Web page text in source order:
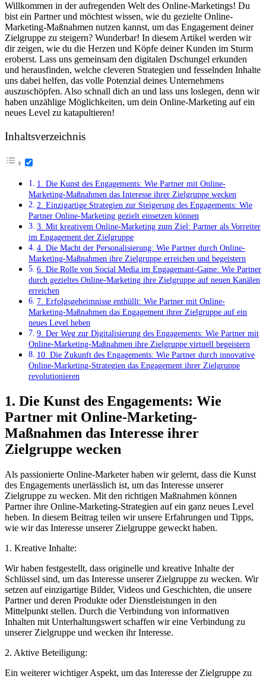
Willkommen in der aufregenden Welt des Online-Marketings! Du
bist ein Partner und möchtest wissen, wie du gezielte Online-
Marketing-Maßnahmen nutzen kannst, um das Engagement deiner
Zielgruppe zu steigern? Wunderbar! In diesem Artikel werden wir
dir zeigen, wie du die Herzen und Köpfe deiner Kunden im Sturm
eroberst. Lass uns gemeinsam den digitalen Dschungel erkunden
und herausfinden, welche cleveren Strategien und fesselnden Inhalte
uns dabei helfen, das volle Potenzial deines Unternehmens
auszuschöpfen. Also schnall dich an und lass uns loslegen, denn wir
haben unzählige Möglichkeiten, um dein Online-Marketing auf ein
neues Level zu katapultieren!
Inhaltsverzeichnis
1. Die Kunst des Engagements: Wie Partner mit Online-
Marketing-Maßnahmen das Interesse ihrer Zielgruppe wecken
2. Einzigartige Strategien zur Steigerung des Engagements: Wie
Partner Online-Marketing gezielt einsetzen können
3. Mit kreativem Online-Marketing zum Ziel: Partner als Vorreiter
im Engagement der Zielgruppe
4. Die Macht der Personalisierung: Wie Partner durch Online-
Marketing-Maßnahmen ihre Zielgruppe erreichen und begeistern
6. Die Rolle von Social Media im Engagemant-Game: Wie Partner
durch gezieltes Online-Marketing ihre Zielgruppe auf neuen Kanälen
erreichen
7. Erfolgsgeheimnisse enthüllt: Wie Partner mit Online-
Marketing-Maßnahmen das Engagement ihrer Zielgruppe auf ein
neues Level heben
9. Der Weg zur Digitalisierung des Engagements: Wie Partner mit
Online-Marketing-Maßnahmen ihre Zielgruppe virtuell begeistern
10. Die Zukunft des Engagements: Wie Partner durch innovative
Online-Marketing-Strategien das Engagement ihrer Zielgruppe
revolutionieren
1. Die Kunst des Engagements: Wie
Partner mit Online-Marketing-
Maßnahmen das Interesse ihrer
Zielgruppe wecken
Als passionierte Online-Marketer haben wir gelernt, dass die Kunst
des Engagements unerlässlich ist, um das Interesse unserer
Zielgruppe zu wecken. Mit den richtigen Maßnahmen können
Partner ihre Online-Marketing-Strategien auf ein ganz neues Level
heben. In diesem Beitrag teilen wir unsere Erfahrungen und Tipps,
wie wir das Interesse unserer Zielgruppe geweckt haben.
1. Kreative Inhalte:
Wir haben festgestellt, dass originelle und kreative Inhalte der
Schlüssel sind, um das Interesse unserer Zielgruppe zu wecken. Wir
setzen auf einzigartige Bilder, Videos und Geschichten, die unsere
Partner und deren Produkte oder Dienstleistungen in den
Mittelpunkt stellen. Durch die Verbindung von informativen
Inhalten mit Unterhaltungswert schaffen wir eine Verbindung zu
unserer Zielgruppe und wecken ihr Interesse.
2. Aktive Beteiligung:
Ein weiterer wichtiger Aspekt, um das Interesse der Zielgruppe zu